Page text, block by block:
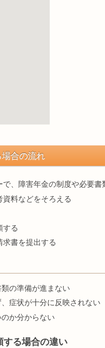
合の流れ
、障害年金の制度や必要書
料などをそろえる
する
書を提出する
の準備が進まない
症状が十分に反映されない
か分からない
する場合の違い